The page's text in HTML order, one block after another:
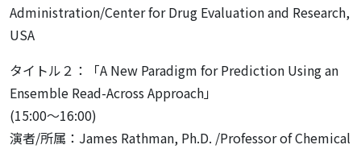
Administration/Center for Drug Evaluation and Research,
USA
タイトル２：「A New Paradigm for Prediction Using an
Ensemble Read-Across Approach」
(15:00～16:00)
演者/所属：James Rathman, Ph.D. /Professor of Chemical